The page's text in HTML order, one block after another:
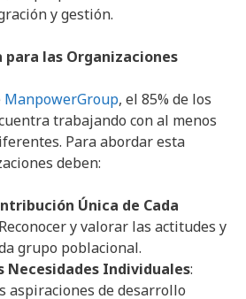
y gestión.
para las Organizaciones
ManpowerGroup, el 85% de los
trabajando con al menos
Para abordar esta
deben:
Única de Cada
y valorar las actitudes y
grupo poblacional.
Necesidades Individuales:
aspiraciones de desarrollo